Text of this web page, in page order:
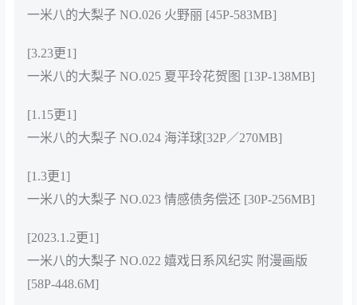
一米八的大梨子 NO.026 火野丽 [45P-583MB]
[3.23更1]
一米八的大梨子 NO.025 夏平玲花贺图 [13P-138MB]
[1.15更1]
一米八的大梨子 NO.024 海洋球[32P／270MB]
[1.3更1]
一米八的大梨子 NO.023 情感债务偿还 [30P-256MB]
[2023.1.2更1]
一米八的大梨子 NO.022 嬉戏日系风纪实 附漫画版
[58P-448.6M]